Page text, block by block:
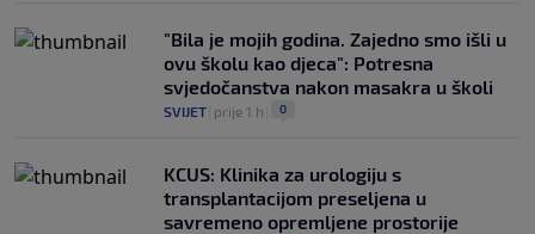
"Bila je mojih godina. Zajedno smo išli u
ovu školu kao djeca": Potresna
svjedočanstva nakon masakra u školi
SVIJET prije 1 h 0
KCUS: Klinika za urologiju s
transplantacijom preseljena u
savremeno opremljene prostorije